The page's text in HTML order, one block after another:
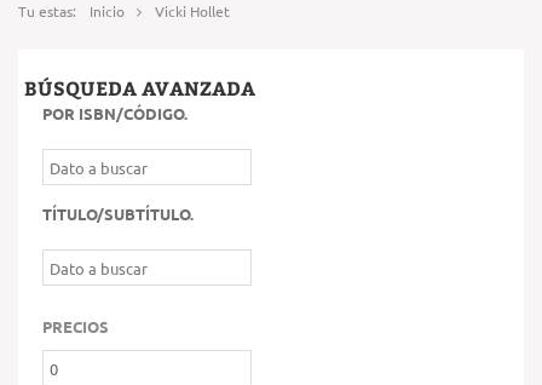
Tu estas: Inicio Vicki Hollet
BÚSQUEDA AVANZADA
POR ISBN/CÓDIGO.
TÍTULO/SUBTÍTULO.
PRECIOS